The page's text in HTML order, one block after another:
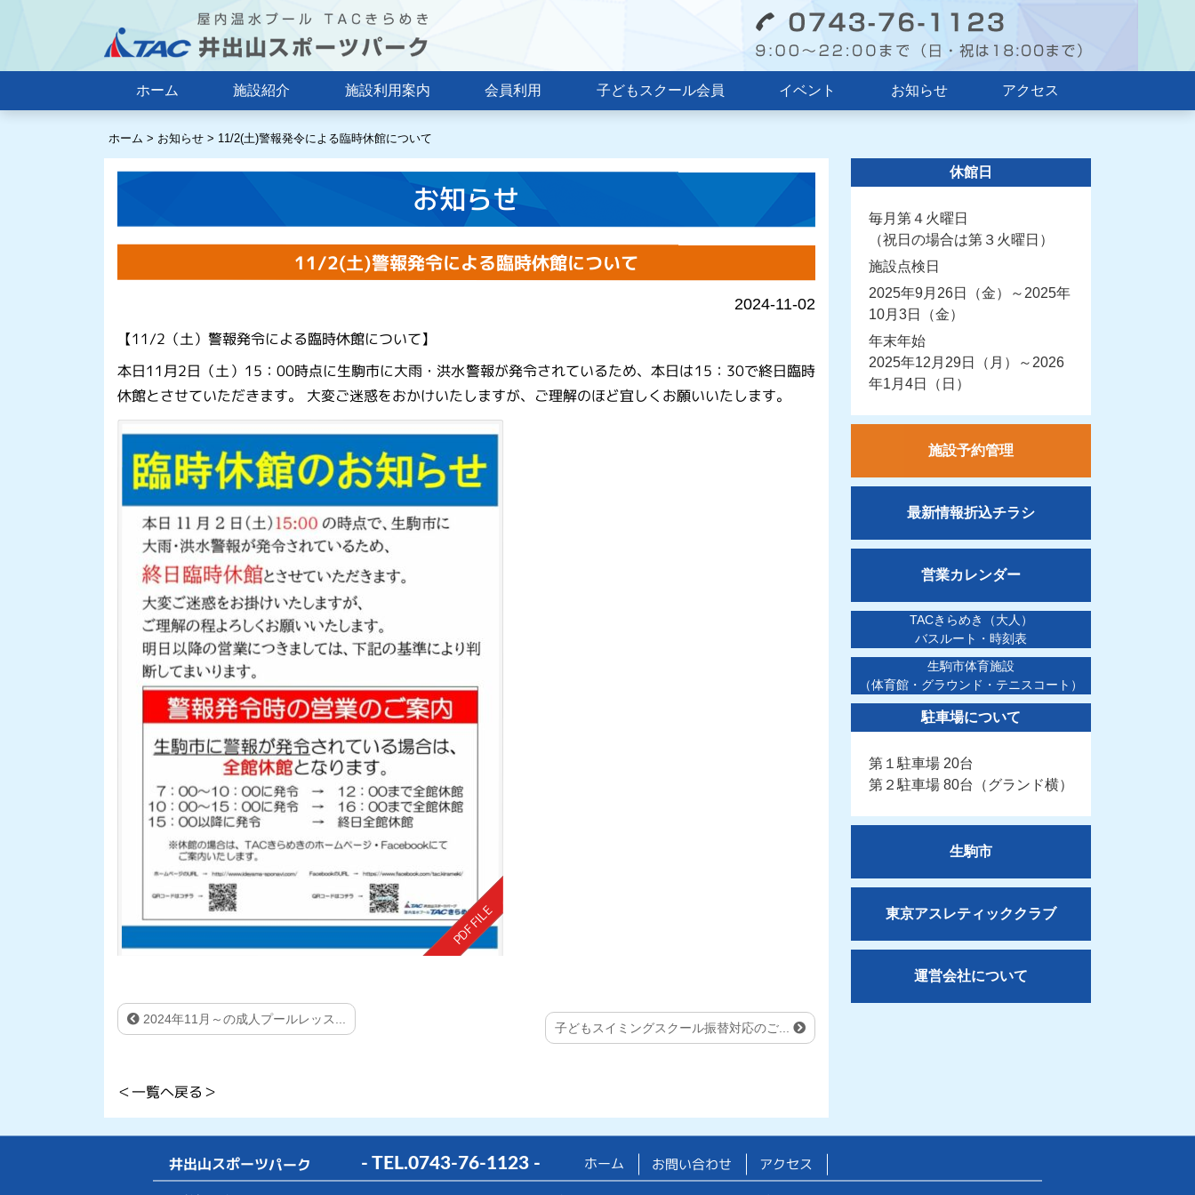
ホーム 施設紹介 施設利用案内 会員利用 子どもスクール会員 イベント お知らせ アクセス
ホーム > お知らせ > 11/2(土)警報発令による臨時休館について
お知らせ
11/2(土)警報発令による臨時休館について
2024-11-02
【11/2（土）警報発令による臨時休館について】
本日11月2日（土）15：00時点に生駒市に大雨・洪水警報が発令されているため、本日は15：30で終日臨時
休館とさせていただきます。 大変ご迷惑をおかけいたしますが、ご理解のほど宜しくお願いいたします。
2024年11月～の成人プールレッス...
子どもスイミングスクール振替対応のご...
＜一覧へ戻る＞
休館日
毎月第４火曜日
（祝日の場合は第３火曜日）
施設点検日
2025年9月26日（金）～2025年
10月3日（金）
年末年始
2025年12月29日（月）～2026
年1月4日（日）
施設予約管理
最新情報折込チラシ
営業カレンダー
TACきらめき（大人）
バスルート・時刻表
生駒市体育施設
（体育館・グラウンド・テニスコート）
駐車場について
第１駐車場 20台
第２駐車場 80台（グランド横）
生駒市
東京アスレティッククラブ
運営会社について
井出山スポーツパーク - TEL.0743-76-1123- ホーム お問い合わせ アクセス